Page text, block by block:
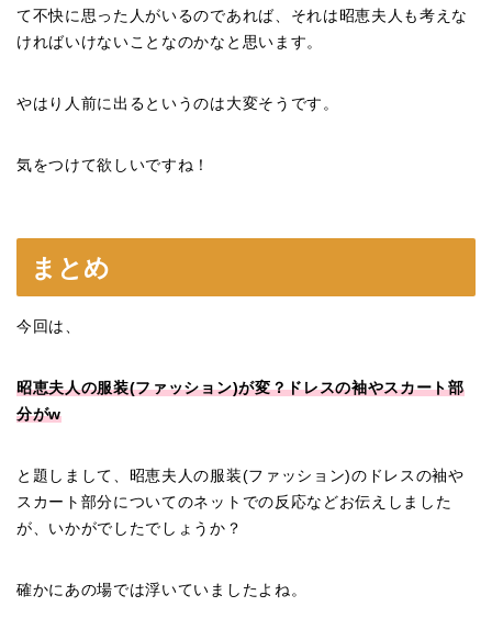
て不快に思った人がいるのであれば、それは昭恵夫人も考えな
ければいけないことなのかなと思います。
やはり人前に出るというのは大変そうです。
気をつけて欲しいですね！
まとめ
今回は、
昭恵夫人の服装(ファッション)が変？ドレスの袖やスカート部
分がw
と題しまして、昭恵夫人の服装(ファッション)のドレスの袖や
スカート部分についてのネットでの反応などお伝えしました
が、いかがでしたでしょうか？
確かにあの場では浮いていましたよね。